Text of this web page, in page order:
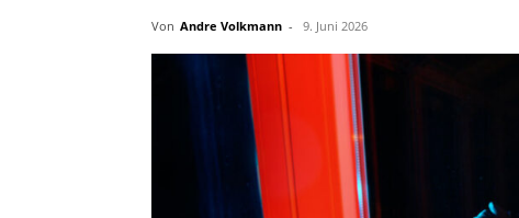
Von Andre Volkmann - 9. Juni 2026